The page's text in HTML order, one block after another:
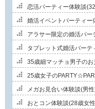
恋活パーティー体験談
婚活イベントパーティー
アラサー限定の婚活パー
タブレット式婚活パーテ
35歳細マッチョ男子のお
25歳女子の
メガお見合い体験談(男
おとコン体験談(28歳女